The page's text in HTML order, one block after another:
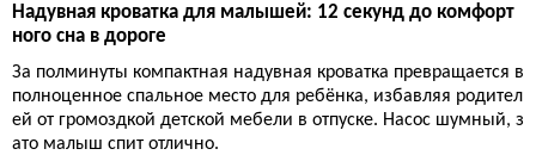
Надувная кроватка для малышей: 12 секунд до комфорт
ного сна в дороге
За полминуты компактная надувная кроватка превращается в
полноценное спальное место для ребёнка, избавляя родител
ей от громоздкой детской мебели в отпуске. Насос шумный, з
ато малыш спит отлично.